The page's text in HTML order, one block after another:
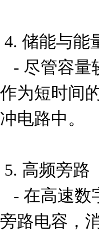
作为短时间
冲电路中。
旁路电容，